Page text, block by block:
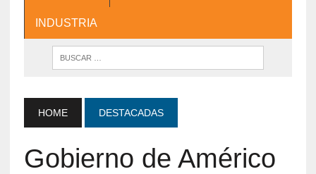
INDUSTRIA
HOME DESTACADAS
Gobierno de Américo